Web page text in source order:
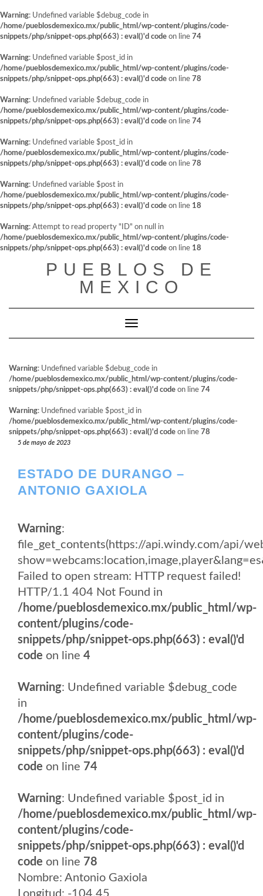
Warning: Undefined variable $debug_code in
/home/pueblosdemexico.mx/public_html/wp-content/plugins/code-
snippets/php/snippet-ops.php(663) : eval()'d code on line 74
Warning: Undefined variable $post_id in
/home/pueblosdemexico.mx/public_html/wp-content/plugins/code-
snippets/php/snippet-ops.php(663) : eval()'d code on line 78
Warning: Undefined variable $debug_code in
/home/pueblosdemexico.mx/public_html/wp-content/plugins/code-
snippets/php/snippet-ops.php(663) : eval()'d code on line 74
Warning: Undefined variable $post_id in
/home/pueblosdemexico.mx/public_html/wp-content/plugins/code-
snippets/php/snippet-ops.php(663) : eval()'d code on line 78
Warning: Undefined variable $post in
/home/pueblosdemexico.mx/public_html/wp-content/plugins/code-
snippets/php/snippet-ops.php(663) : eval()'d code on line 18
Warning: Attempt to read property "ID" on null in
/home/pueblosdemexico.mx/public_html/wp-content/plugins/code-
snippets/php/snippet-ops.php(663) : eval()'d code on line 18
PUEBLOS DE
MEXICO
Cambiar modo de navegación
Warning: Undefined variable $debug_code in
/home/pueblosdemexico.mx/public_html/wp-content/plugins/code-
snippets/php/snippet-ops.php(663) : eval()'d code on line 74
Warning: Undefined variable $post_id in
/home/pueblosdemexico.mx/public_html/wp-content/plugins/code-
snippets/php/snippet-ops.php(663) : eval()'d code on line 78
5 de mayo de 2023
ESTADO DE DURANGO –
ANTONIO GAXIOLA
Warning:
file_get_contents(https://api.windy.com/api/
Failed to open stream: HTTP request failed!
HTTP/1.1 404 Not Found in
/home/pueblosdemexico.mx/public_html/wp-
content/plugins/code-
snippets/php/snippet-ops.php(663) : eval()'d
code on line 4
Warning: Undefined variable $debug_code
in
/home/pueblosdemexico.mx/public_html/wp-
content/plugins/code-
snippets/php/snippet-ops.php(663) : eval()'d
code on line 74
Warning: Undefined variable $post_id in
/home/pueblosdemexico.mx/public_html/wp-
content/plugins/code-
snippets/php/snippet-ops.php(663) : eval()'d
code on line 78
Nombre: Antonio Gaxiola
Longitud: -104.45